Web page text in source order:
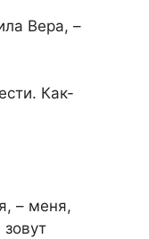
Вера, –
Как-
– меня,